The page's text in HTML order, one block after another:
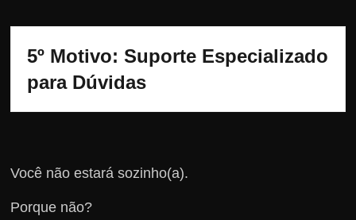
5º Motivo: Suporte Especializado
para Dúvidas
Você não estará sozinho(a).
Porque não?